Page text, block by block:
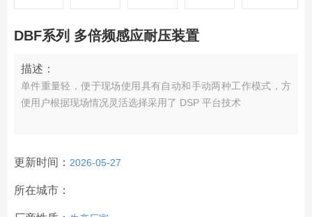
DBF系列 多倍频感应耐压装置
描述：
单件重量轻，便于现场使用具有自动和手动两种工作模式，方
便用户根据现场情况灵活选择采用了 DSP 平台技术
更新时间： 2026-05-27
所在城市：